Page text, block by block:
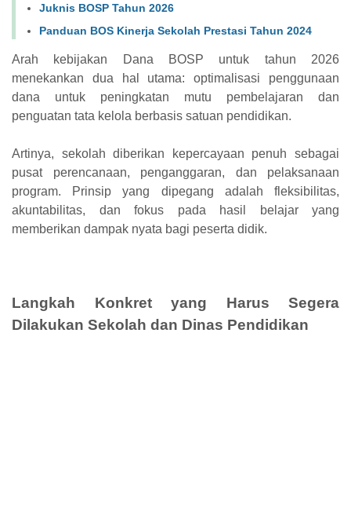
Juknis BOSP Tahun 2026
Panduan BOS Kinerja Sekolah Prestasi Tahun 2024
Arah kebijakan Dana BOSP untuk tahun 2026
menekankan dua hal utama: optimalisasi penggunaan
dana untuk peningkatan mutu pembelajaran dan
penguatan tata kelola berbasis satuan pendidikan.
Artinya, sekolah diberikan kepercayaan penuh sebagai
pusat perencanaan, penganggaran, dan pelaksanaan
program. Prinsip yang dipegang adalah fleksibilitas,
akuntabilitas, dan fokus pada hasil belajar yang
memberikan dampak nyata bagi peserta didik.
Langkah Konkret yang Harus Segera
Dilakukan Sekolah dan Dinas Pendidikan